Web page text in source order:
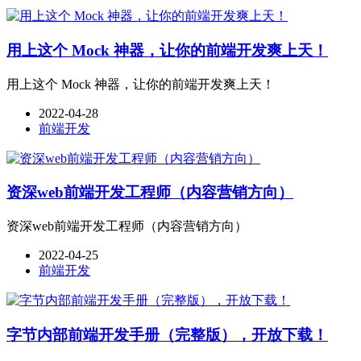
用上这个 Mock 神器，让你的前端开发爽上天！
用上这个 Mock 神器，让你的前端开发爽上天！
2022-04-28
前端开发
资深web前端开发工程师（内容营销方向）
资深web前端开发工程师（内容营销方向）
2022-04-25
前端开发
字节内部前端开发手册（完整版），开放下载！